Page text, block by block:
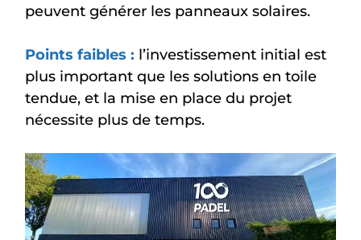
peuvent générer les panneaux solaires.
Points faibles : l’investissement initial est
plus important que les solutions en toile
tendue, et la mise en place du projet
nécessite plus de temps.